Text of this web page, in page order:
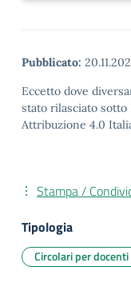
Pubblicato:
Eccetto dove
stato rilasciato sotto
Attribuzione 4.0
Stampa /
Tipologia
Circolari per docenti